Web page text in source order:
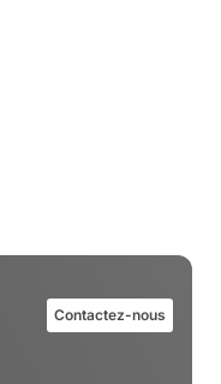
Contactez-nous